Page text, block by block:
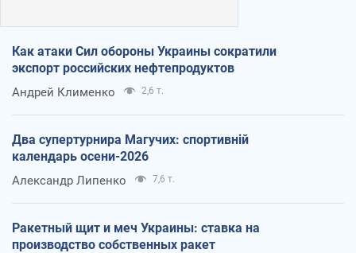
Как атаки Сил обороны Украины сократили
экспорт российских нефтепродуктов
Андрей Клименко 2,6 т.
Два супертурнира Магучих: спортивній
календарь осени-2026
Александр Липенко 7,6 т.
Ракетный щит и меч Украины: ставка на
производство собственных ракет